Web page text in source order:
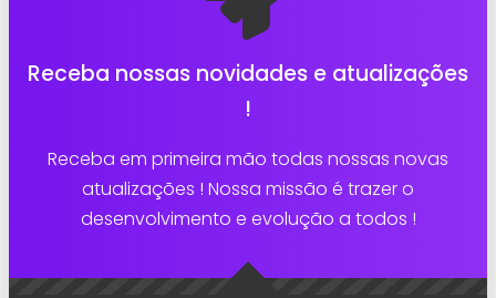
Receba nossas novidades e atualizações
!
Receba em primeira mão todas nossas novas
atualizações ! Nossa missão é trazer o
desenvolvimento e evolução a todos !